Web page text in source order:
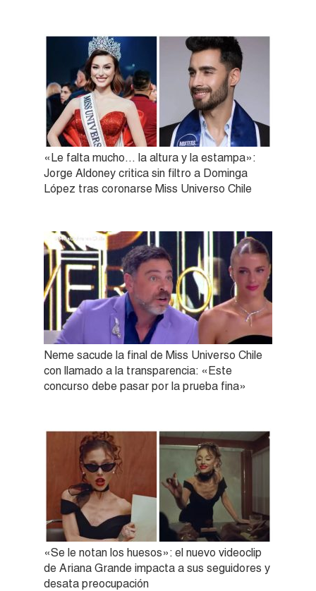
«Le falta mucho… la altura y la estampa»:
Jorge Aldoney critica sin filtro a Dominga
López tras coronarse Miss Universo Chile
Neme sacude la final de Miss Universo Chile
con llamado a la transparencia: «Este
concurso debe pasar por la prueba fina»
«Se le notan los huesos»: el nuevo videoclip
de Ariana Grande impacta a sus seguidores y
desata preocupación